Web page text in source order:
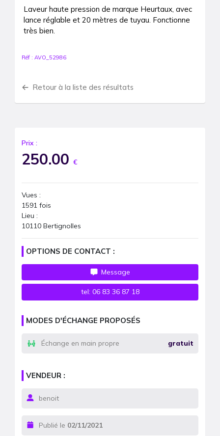
Laveur haute pression de marque Heurtaux, avec
lance réglable et 20 mètres de tuyau. Fonctionne
très bien.
Réf : AVO_52986
Retour à la liste des résultats
Prix :
250.00 €
Vues :
1591 fois
Lieu :
10110 Bertignolles
OPTIONS DE CONTACT :
Message
tel: 06 83 36 87 18
MODES D'ÉCHANGE PROPOSÉS
Échange en main propre gratuit
VENDEUR :
benoit
Publié le 02/11/2021